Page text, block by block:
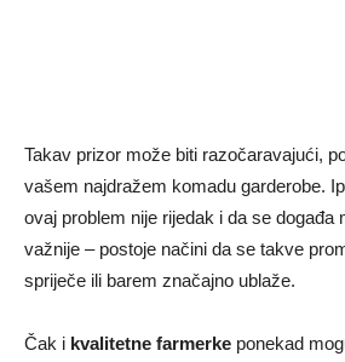
Takav prizor može biti razočaravajući,
vašem najdražem komadu garderobe.
ovaj problem nije rijedak i da se događa
važnije – postoje načini da se takve
spriječe ili barem značajno ublaže.
Čak i kvalitetne farmerke ponekad